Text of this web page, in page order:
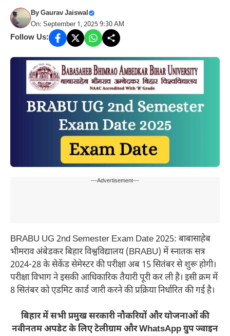
ByGaurav Jaiswal
On: September 1, 2025 9:30 AM
Follow Us:
---Advertisement---
BRABU UG 2nd Semester Exam Date 2025: बाबासाहेब
भीमराव अंबेडकर बिहार विश्वविद्यालय (BRABU) में स्नातक सत्र
2024-28 के सेकेंड सेमेस्टर की परीक्षा अब 15 सितंबर से शुरू होगी।
परीक्षा विभाग ने इसकी आधिकारिक तैयारी पूरी कर ली है। इसी क्रम में
8 सितंबर को एडमिट कार्ड जारी करने की प्रक्रिया निर्धारित की गई है।
बिहार में सभी प्रमुख सरकारी नौकरियों और योजनाओं की
नवीनतम अपडेट के लिए टेलीग्राम और WhatsApp ग्रुप ज्वाइन